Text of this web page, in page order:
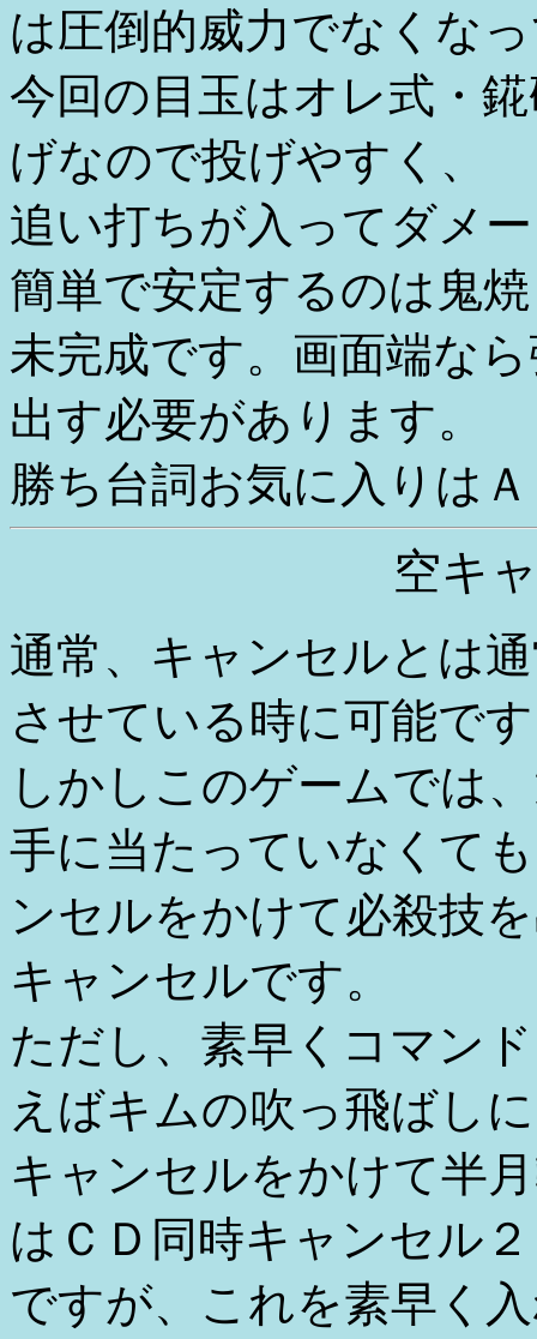
は圧倒的威力でなくな
今回の目玉はオレ式・
げなので投げやすく、
追い打ちが入ってダメ
簡単で安定するのは鬼
未完成です。画面端な
出す必要があります。
勝ち台詞お気に入りは
空キ
通常、キャンセルとは
させている時に可能で
しかしこのゲームでは
手に当たっていなくて
ンセルをかけて必殺技
キャンセルです。
ただし、素早くコマン
えばキムの吹っ飛ばし
キャンセルをかけて半
はＣＤ同時キャンセル
ですが、これを素早く